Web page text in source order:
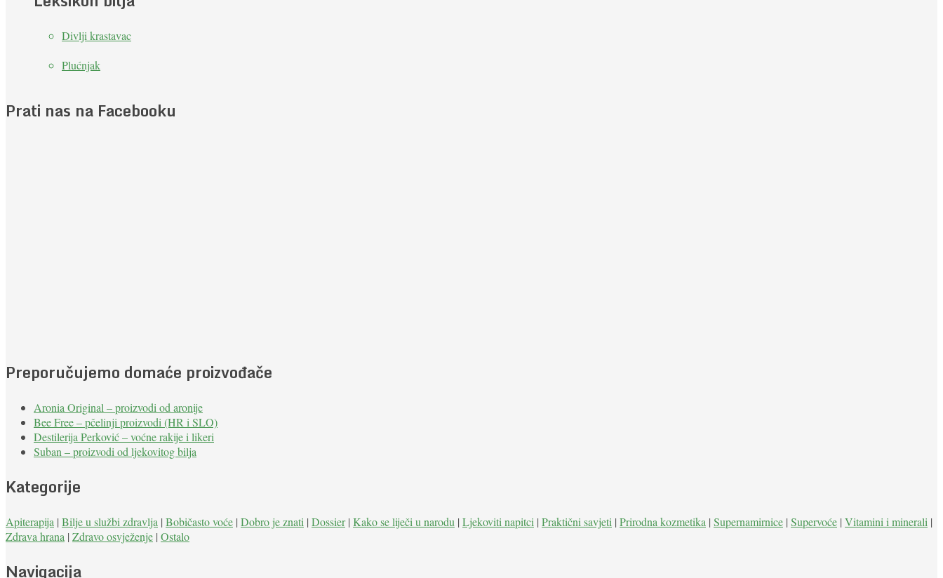
Divlji krastavac
Plućnjak
Prati nas na Facebooku
Preporučujemo domaće proizvođače
Aronia Original – proizvodi od aronije
Bee Free – pčelinji proizvodi (HR i SLO)
Destilerija Perković – voćne rakije i likeri
Suban – proizvodi od ljekovitog bilja
Kategorije
Apiterapija | Bilje u službi zdravlja | Bobičasto voće | Dobro je znati | Dossier| Kako se liječi u narodu | Ljekoviti napitci | Praktični savjeti | Prirodna kozmetika | Supernamirnice | Supervoće | Vitamini i minerali |
Zdrava hrana | Zdravo osvježenje | Ostalo
Navigacija